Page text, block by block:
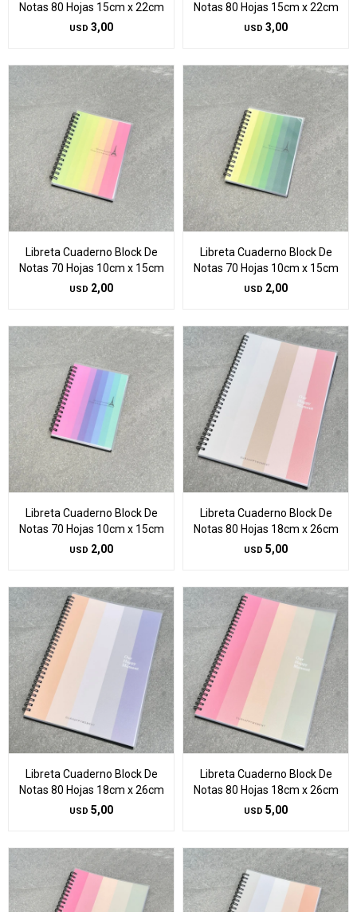
Notas 80 Hojas 15cm x 22cm
USD 3,00
Notas 80 Hojas 15cm x 22cm
USD 3,00
Libreta Cuaderno Block De
Notas 70 Hojas 10cm x 15cm
USD 2,00
Libreta Cuaderno Block De
Notas 70 Hojas 10cm x 15cm
USD 2,00
Libreta Cuaderno Block De
Notas 70 Hojas 10cm x 15cm
USD 2,00
Libreta Cuaderno Block De
Notas 80 Hojas 18cm x 26cm
USD 5,00
Libreta Cuaderno Block De
Notas 80 Hojas 18cm x 26cm
USD 5,00
Libreta Cuaderno Block De
Notas 80 Hojas 18cm x 26cm
USD 5,00